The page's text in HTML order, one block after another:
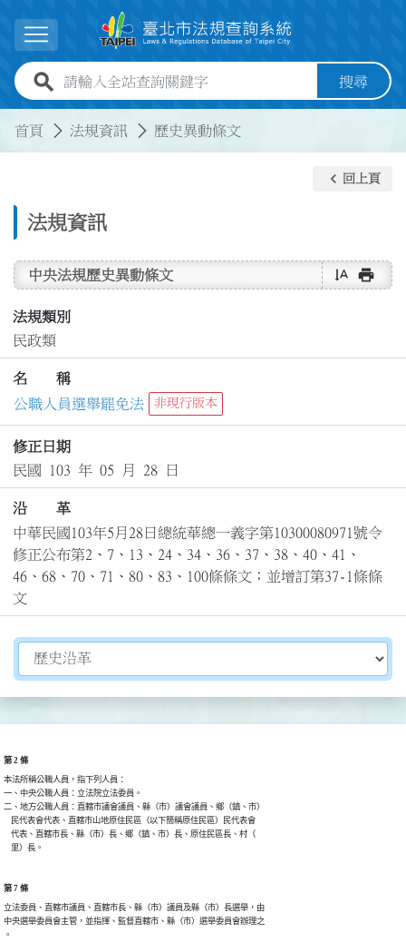
展開選單
全站查詢關鍵字欄位 搜尋
首頁 法規資訊 歷史異動條文
法規資訊
keyboard_arrow_left 回上頁
中央法規歷史異動條文 text_rotate_vertical print
法規類別
民政類
名 稱
公職人員選舉罷免法
非現行版本
修正日期
民國 103 年 05 月 28 日
沿 革
中華民國103年5月28日總統華總一義字第10300080971號令
修正公布第2、7、13、24、34、36、37、38、40、41、
46、68、70、71、80、83、100條條文；並增訂第37-1條條
文
切換選擇法規資訊內容
第 2 條
本法所稱公職人員，指下列人員：
一、中央公職人員：立法院立法委員。
二、地方公職人員：直轄市議會議員、縣（市）議會議員、鄉（鎮、市）
    民代表會代表、直轄市山地原住民區（以下簡稱原住民區）民代表會
    代表、直轄市長、縣（市）長、鄉（鎮、市）長、原住民區長、村（
    里）長。
第 7 條
立法委員、直轄市議員、直轄市長、縣（市）議員及縣（市）長選舉，由
中央選舉委員會主管，並指揮、監督直轄市、縣（市）選舉委員會辦理之
。